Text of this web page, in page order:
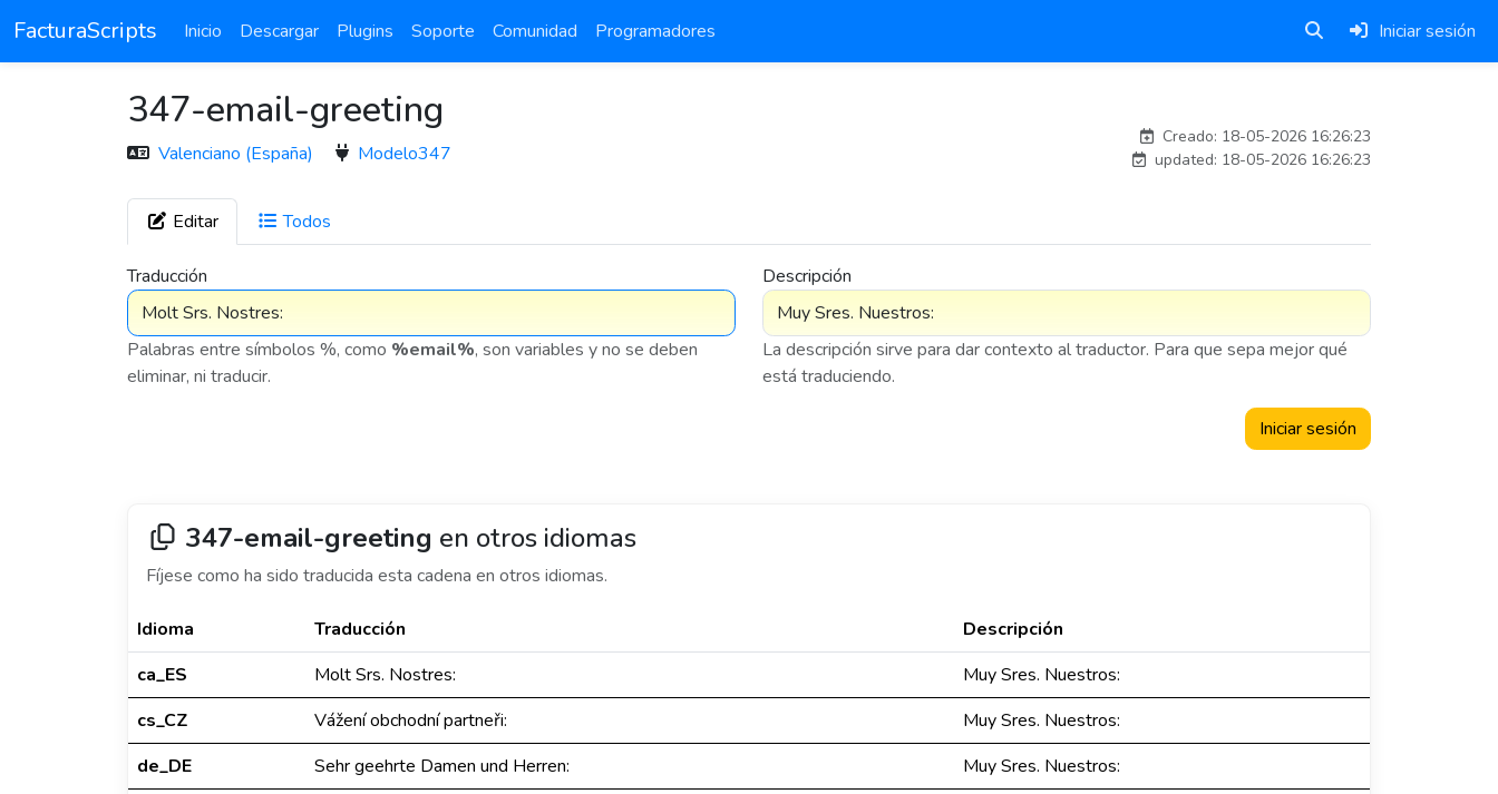
FacturaScripts Inicio Descargar Plugins Soporte Comunidad Programadores Iniciar sesión
347-email-greeting
Valenciano (España) Modelo347
Creado: 18-05-2026 16:26:23
updated: 18-05-2026 16:26:23
Editar Todos
Traducción
Palabras entre símbolos %, como %email%, son variables y no se deben
eliminar, ni traducir.
Descripción
La descripción sirve para dar contexto al traductor. Para que sepa mejor qué
está traduciendo.
Iniciar sesión
347-email-greeting en otros idiomas
Fíjese como ha sido traducida esta cadena en otros idiomas.
Idioma Traducción
Descripción
ca_ES
Molt Srs. Nostres:
Muy Sres. Nuestros:
cs_CZ
Vážení obchodní partneři:
Muy Sres. Nuestros:
de_DE
Sehr geehrte Damen und Herren:
Muy Sres. Nuestros: